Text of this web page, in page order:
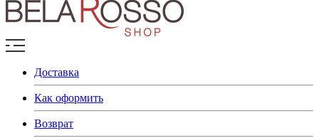
Доставка
Как оформить
Возврат